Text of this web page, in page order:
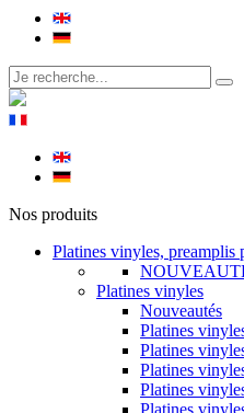
Nos produits
Platines vinyles, preamplis
Platines vinyles
Nouveautés
Platines
Platines
Platines
Platines
Platines